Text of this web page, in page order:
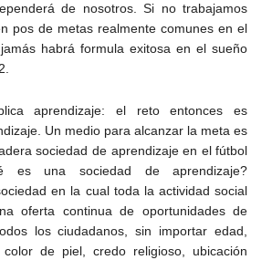
de nosotros. Si no trabajamos
pos de metas realmente comunes en el
habrá formula exitosa en el sueño
aprendizaje: el reto entonces es
Un medio para alcanzar la meta es
sociedad de aprendizaje en el fútbol
es una sociedad de aprendizaje?
en la cual toda la actividad social
oferta continua de oportunidades de
los ciudadanos, sin importar edad,
color de piel, credo religioso, ubicación